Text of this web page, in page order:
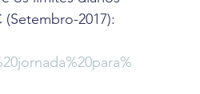
2017):